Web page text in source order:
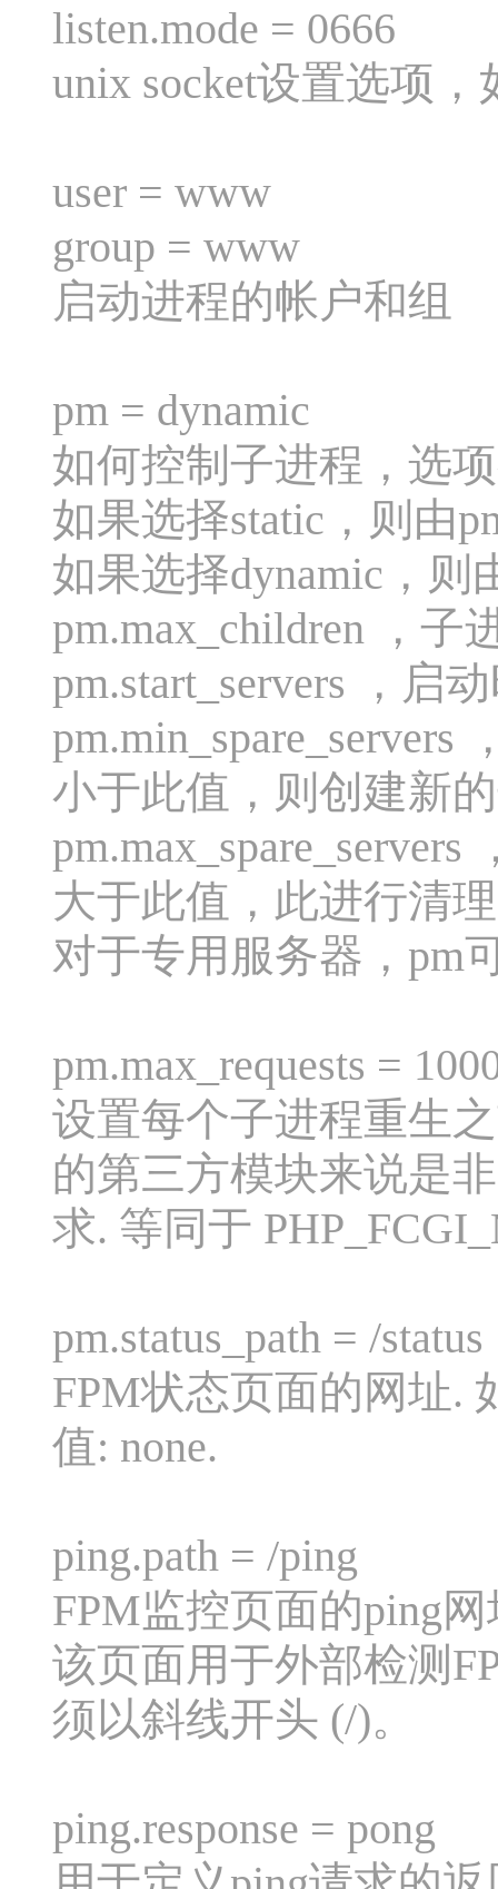
listen.mode = 0666
unix socket设置选项
user = www
group = www
启动进程的帐户和组
pm = dynamic
如何控制子进程，选
如果选择static，则由
如果选择dynamic，则
pm.max_children ，子
pm.start_servers ，启
小于此值，则创建新
大于此值，此进行清理
对于专用服务器，pm
pm.max_requests =
设置每个子进程重生
的第三方模块来说是
求. 等同于
pm.status_path = /status
FPM状态页面的网址.
值: none.
ping.path = /ping
FPM监控页面的ping
该页面用于外部检测
须以斜线开头 (/)。
ping.response = pong